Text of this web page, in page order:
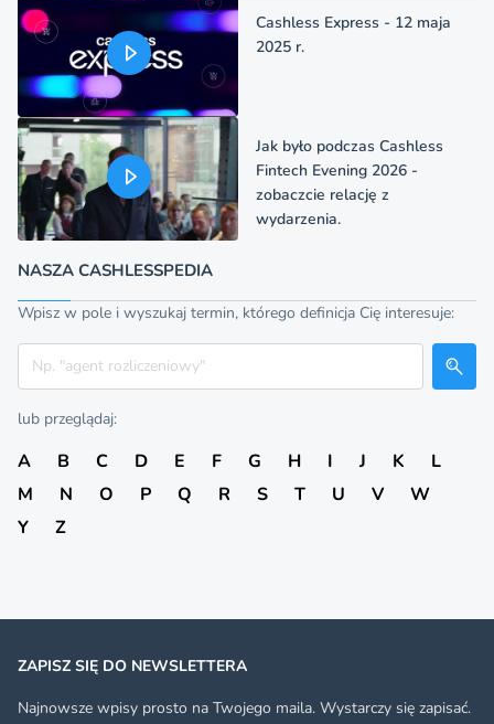
Cashless Express - 12 maja
2025 r.
Jak było podczas Cashless
Fintech Evening 2026 -
zobaczcie relację z
wydarzenia.
NASZA CASHLESSPEDIA
Wpisz w pole i wyszukaj termin, którego definicja Cię interesuje:
Szukaj
lub przeglądaj:
A B C D E F G H I J K
L
M
N O P Q R S T U V
W
Y
Z
ZAPISZ SIĘ DO NEWSLETTERA
Najnowsze wpisy prosto na Twojego maila. Wystarczy się zapisać.